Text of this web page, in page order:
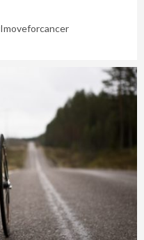
Imoveforcancer